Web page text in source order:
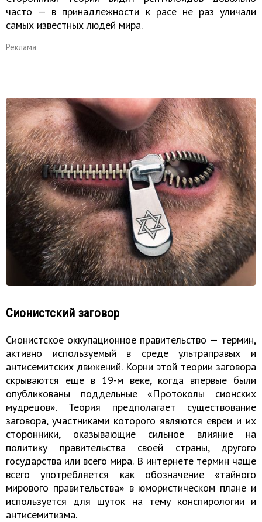
часто — в принадлежности к расе не раз уличали
самых известных людей мира.
Реклама
Сионистский заговор
Сионистское оккупационное правительство — термин,
активно используемый в среде ультраправых и
антисемитских движений. Корни этой теории заговора
скрываются еще в 19-м веке, когда впервые были
опубликованы поддельные «Протоколы сионских
мудрецов». Теория предполагает существование
заговора, участниками которого являются евреи и их
сторонники, оказывающие сильное влияние на
политику правительства своей страны, другого
государства или всего мира. В интернете термин чаще
всего употребляется как обозначение «тайного
мирового правительства» в юмористическом плане и
используется для шуток на тему конспирологии и
антисемитизма.